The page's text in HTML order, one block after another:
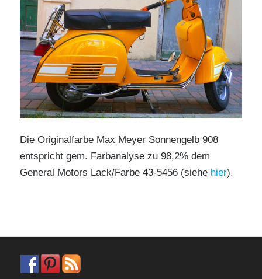
Die Originalfarbe Max Meyer Sonnengelb 908
entspricht gem. Farbanalyse zu 98,2% dem
General Motors Lack/Farbe 43-5456 (siehe hier).